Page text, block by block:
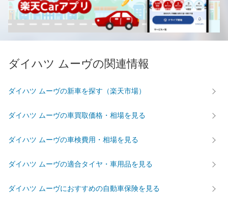
ダイハツ ムーヴの関連情報
ダイハツ ムーヴの新車を探す（楽天市場）
ダイハツ ムーヴの車買取価格・相場を見る
ダイハツ ムーヴの車検費用・相場を見る
ダイハツ ムーヴの適合タイヤ・車用品を見る
ダイハツ ムーヴにおすすめの自動車保険を見る